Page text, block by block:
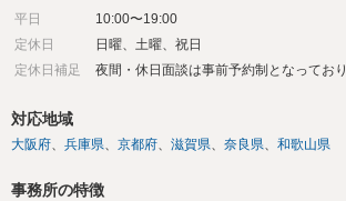
平日
10:00〜19:00
定休日
日曜、土曜、祝日
定休日補足
夜間・休日面談は事前予約制となっており
対応地域
大阪府 兵庫県 京都府 滋賀県 奈良県 和歌山県
事務所の特徴